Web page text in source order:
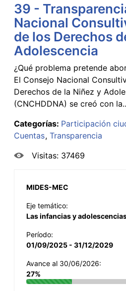
39 -
Nacional
de los Derechos
Adolescencia
¿Qué problema pretende
El Consejo Nacional
Derechos de la Niñez y
(CNCHDDNA) se creó con
Categorías: Participación
Cuentas Transparencia
Visitas: 37469
MIDES-MEC
Eje temático:
Las infancias y
Período:
01/09/2025 - 31/12/2029
Avance al 30/06/2026:
27%